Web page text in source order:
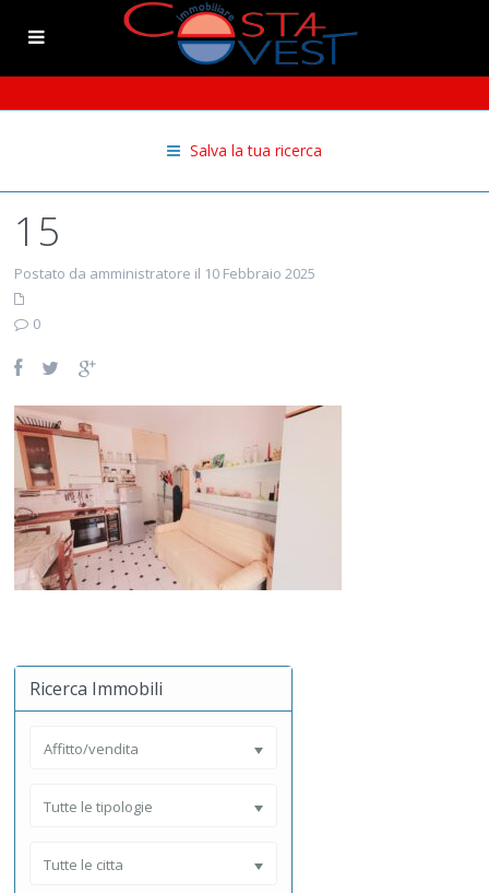
Salva la tua ricerca
15
Postato da amministratore il 10 Febbraio 2025
0
Ricerca Immobili
Affitto/vendita
Tutte le tipologie
Tutte le citta